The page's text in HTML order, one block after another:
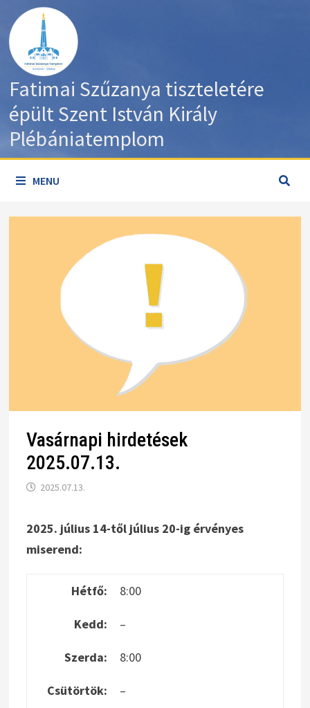
content
Fatimai Szűzanya tiszteletére
épült Szent István Király
Plébániatemplom
MENU
Vasárnapi hirdetések
2025.07.13.
2025.07.13.
2025. július 14-től július 20-ig érvényes
miserend:
Hétfő: 8:00
Kedd: –
Szerda: 8:00
Csütörtök: –